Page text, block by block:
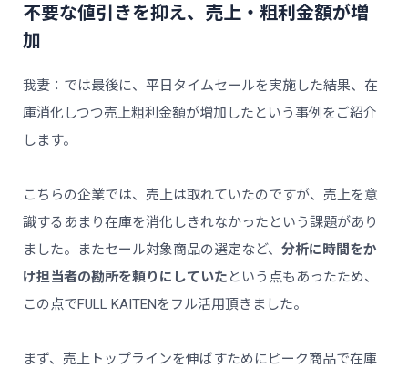
不要な値引きを抑え、売上・粗利金額が増
加
我妻：では最後に、平日タイムセールを実施した結果、在
庫消化しつつ売上粗利金額が増加したという事例をご紹介
します。
こちらの企業では、売上は取れていたのですが、売上を意
識するあまり在庫を消化しきれなかったという課題があり
ました。またセール対象商品の選定など、 分析に時間をか
け担当者の勘所を頼りにしていた という点もあったため、
この点でFULL KAITENをフル活用頂きました。
まず、売上トップラインを伸ばすためにピーク商品で在庫